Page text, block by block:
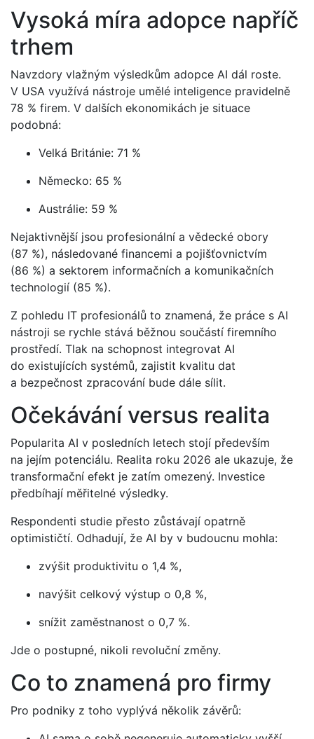
Vysoká míra adopce napříč
trhem
Navzdory vlažným výsledkům adopce AI dál roste.
V USA využívá nástroje umělé inteligence pravidelně
78 % firem. V dalších ekonomikách je situace
podobná:
Velká Británie: 71 %
Německo: 65 %
Austrálie: 59 %
Nejaktivnější jsou profesionální a vědecké obory
(87 %), následované financemi a pojišťovnictvím
(86 %) a sektorem informačních a komunikačních
technologií (85 %).
Z pohledu IT profesionálů to znamená, že práce s AI
nástroji se rychle stává běžnou součástí firemního
prostředí. Tlak na schopnost integrovat AI
do existujících systémů, zajistit kvalitu dat
a bezpečnost zpracování bude dále sílit.
Očekávání versus realita
Popularita AI v posledních letech stojí především
na jejím potenciálu. Realita roku 2026 ale ukazuje, že
transformační efekt je zatím omezený. Investice
předbíhají měřitelné výsledky.
Respondenti studie přesto zůstávají opatrně
optimističtí. Odhadují, že AI by v budoucnu mohla:
zvýšit produktivitu o 1,4 %,
navýšit celkový výstup o 0,8 %,
snížit zaměstnanost o 0,7 %.
Jde o postupné, nikoli revoluční změny.
Co to znamená pro firmy
Pro podniky z toho vyplývá několik závěrů: